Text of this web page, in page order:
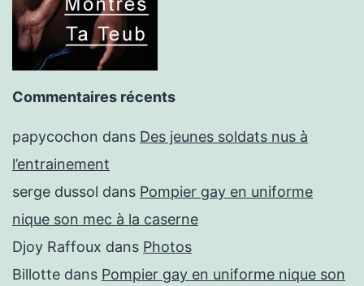
Commentaires récents
papycochon dans Des jeunes soldats nus à
l’entrainement
serge dussol dans Pompier gay en uniforme
nique son mec à la caserne
Djoy Raffoux dans Photos
Billotte dans Pompier gay en uniforme nique son